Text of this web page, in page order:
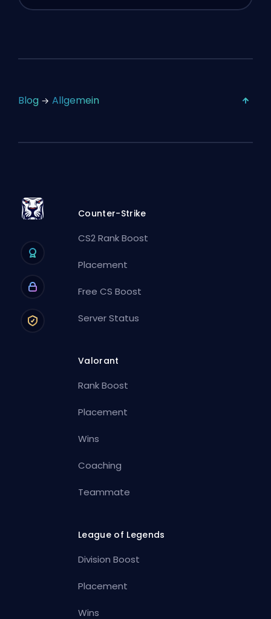
Blog Allgemein
Counter-Strike
CS2 Rank Boost
Placement
Free CS Boost
Server Status
Valorant
Rank Boost
Placement
Wins
Coaching
Teammate
League of Legends
Division Boost
Placement
Wins